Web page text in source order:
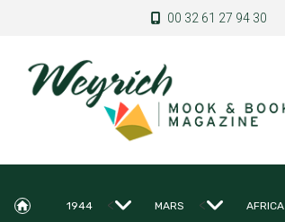
Aller au contenu principal 00 32 61 27 94 30
1944 < MARS < AFRICA